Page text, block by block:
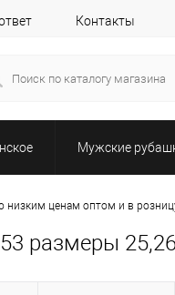
Контакты
Мужские
низким ценам оптом и в
размеры